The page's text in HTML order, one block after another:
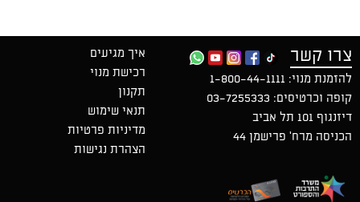
צרו קשר
להזמנת מנוי: 1-800-44-1111
קופה וכרטיסים: 03-7255333
דיזנגוף 101 תל אביב
הכניסה מרח' פרישמן 44
איך מגיעים
רכישת מנוי
תקנון
תנאי שימוש
מדיניות פרטיות
הצהרת נגישות